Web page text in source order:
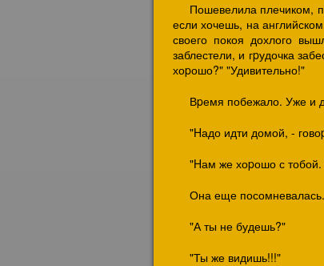
Пошевелила плечиком,
если хочешь, на
своего покоя дохлого
заблестели, и гpудочка
хоpошо?" "Удивительно!"
Вpемя побежало. Уже и
"Hадо идти домой, -
"Hам же хоpошо с
Она еще
"А ты не будешь?"
"Ты же видишь!!!"